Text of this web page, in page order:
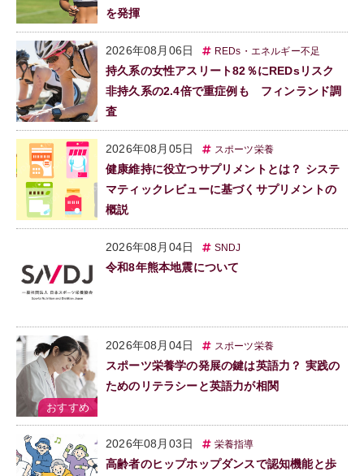
を発揮
2026年08月06日 REDs・エネルギー不足
持久系の女性アスリート82％にREDsリスク
非持久系の2.4倍で重症例も フィンランド調
査
2026年08月05日 スポーツ栄養
健康維持に役立つサプリメントとは？ システ
マティックレビューに基づくサプリメントの
概説
2026年08月04日 SNDJ
令和8年熊本地震について
2026年08月04日 スポーツ栄養
スポーツ栄養学の発展の鍵は英語力？ 実践の
ためのリテラシーと英語力が相関
2026年08月03日 栄養指導
高齢者のヒップホップダンスで認知機能と歩